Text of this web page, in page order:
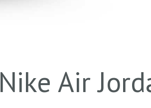
Nike Air